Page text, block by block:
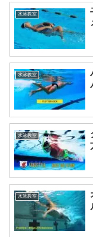
水泳教室
水泳教室
水泳教室
水泳教室